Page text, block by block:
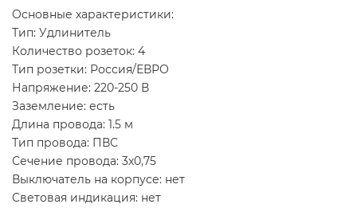
Основные характеристики:
Тип: Удлинитель
Количество розеток: 4
Тип розетки: Россия/ЕВРО
Напряжение: 220-250 В
Заземление: есть
Длина провода: 1.5 м
Тип провода: ПВС
Сечение провода: 3х0,75
Выключатель на корпусе: нет
Световая индикация: нет